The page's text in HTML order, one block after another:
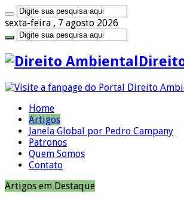
sexta-feira , 7 agosto 2026
Home
Artigos
Janela Global por Pedro Campany
Patronos
Quem Somos
Contato
Artigos em Destaque